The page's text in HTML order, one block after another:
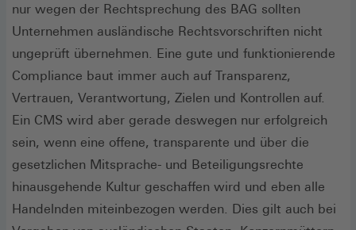
nur wegen der Rechtsprechung des BAG sollten
Unternehmen ausländische Rechtsvorschriften nicht
ungeprüft übernehmen. Eine gute und funktionierende
Compliance baut immer auch auf Transparenz,
Vertrauen, Verantwortung, Zielen und Kontrollen auf.
Ein CMS wird aber gerade deswegen nur erfolgreich
sein, wenn eine offene, transparente und über die
gesetzlichen Mitsprache- und Beteiligungsrechte
hinausgehende Kultur geschaffen wird und eben alle
Handelnden miteinbezogen werden. Dies gilt auch bei